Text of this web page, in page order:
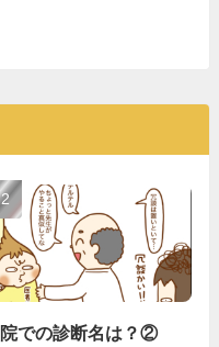
での診断名は？②